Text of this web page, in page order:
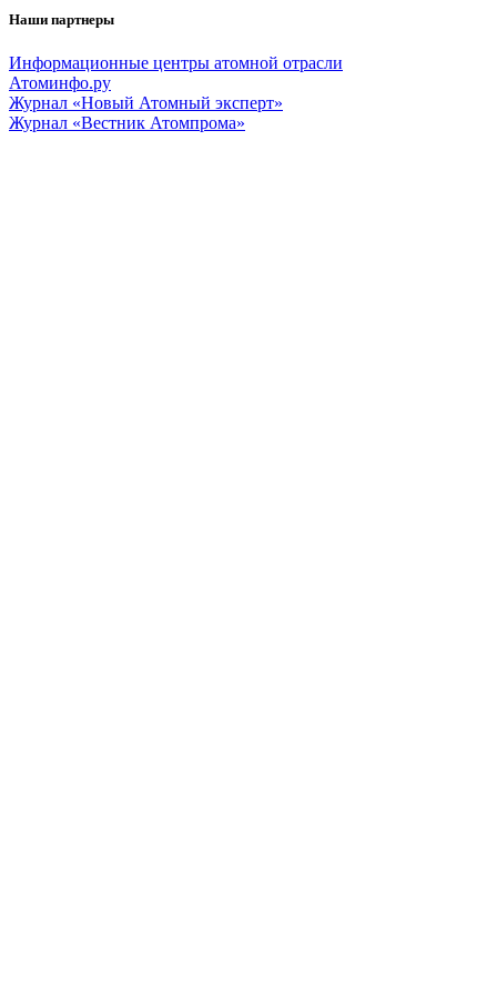
Наши партнеры
Информационные центры атомной отрасли
Атоминфо.ру
Журнал «Новый Атомный эксперт»
Журнал «Вестник Атомпрома»